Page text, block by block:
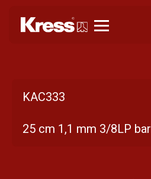
KAC333
25 cm 1,1 mm 3/8LP bar